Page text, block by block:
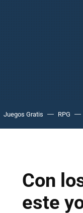
Juegos Gratis RPG
Con
este